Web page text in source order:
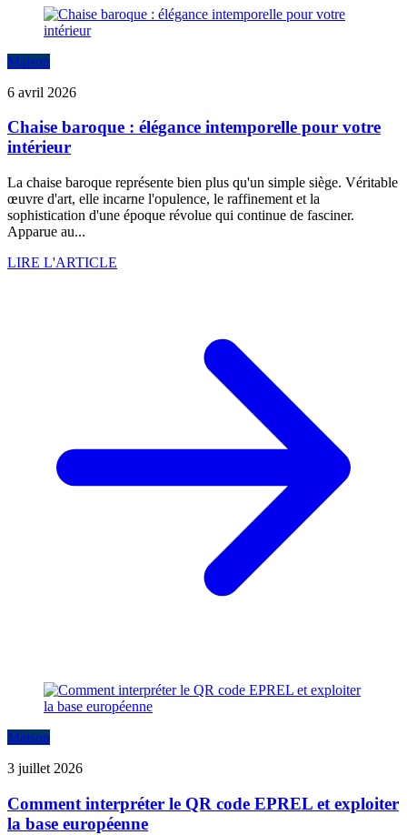
Maison
6 avril 2026
Chaise baroque : élégance intemporelle pour votre
intérieur
La chaise baroque représente bien plus qu'un simple siège. Véritable
œuvre d'art, elle incarne l'opulence, le raffinement et la
sophistication d'une époque révolue qui continue de fasciner.
Apparue au...
LIRE L'ARTICLE
Maison
3 juillet 2026
Comment interpréter le QR code EPREL et exploiter
la base européenne